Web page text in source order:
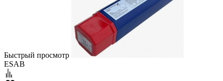
Быстрый просмотр
ESAB